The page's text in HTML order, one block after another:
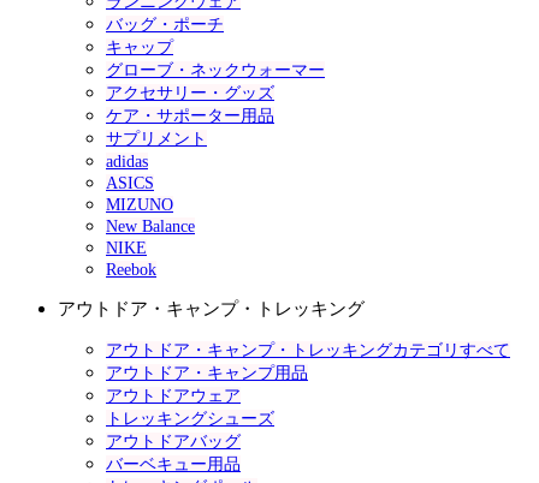
バッグ・ポーチ
キャップ
グローブ・ネックウォーマー
アクセサリー・グッズ
ケア・サポーター用品
サプリメント
adidas
ASICS
MIZUNO
New Balance
NIKE
Reebok
アウトドア・キャンプ・トレッキング
アウトドア・キャンプ・トレッキングカテゴリすべて
アウトドア・キャンプ用品
アウトドアウェア
トレッキングシューズ
アウトドアバッグ
バーベキュー用品